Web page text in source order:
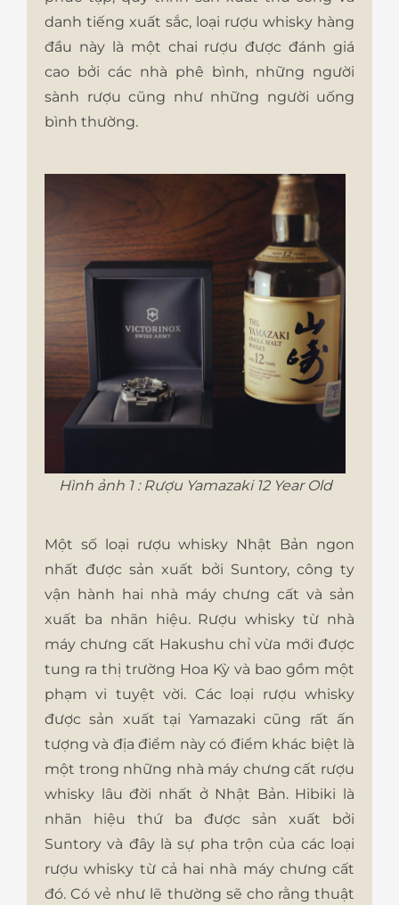
danh tiếng xuất sắc, loại rượu whisky hàng
đầu này là một chai rượu được đánh giá
cao bởi các nhà phê bình, những người
sành rượu cũng như những người uống
bình thường.
Hình ảnh 1 : Rượu Yamazaki 12 Year Old
Một số loại rượu whisky Nhật Bản ngon
nhất được sản xuất bởi Suntory, công ty
vận hành hai nhà máy chưng cất và sản
xuất ba nhãn hiệu. Rượu whisky từ nhà
máy chưng cất Hakushu chỉ vừa mới được
tung ra thị trường Hoa Kỳ và bao gồm một
phạm vi tuyệt vời. Các loại rượu whisky
được sản xuất tại Yamazaki cũng rất ấn
tượng và địa điểm này có điểm khác biệt là
một trong những nhà máy chưng cất rượu
whisky lâu đời nhất ở Nhật Bản. Hibiki là
nhãn hiệu thứ ba được sản xuất bởi
Suntory và đây là sự pha trộn của các loại
rượu whisky từ cả hai nhà máy chưng cất
đó. Có vẻ như lẽ thường sẽ cho rằng thuật